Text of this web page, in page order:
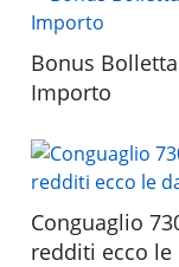
Bonus
Importo
Conguaglio
redditi ecco